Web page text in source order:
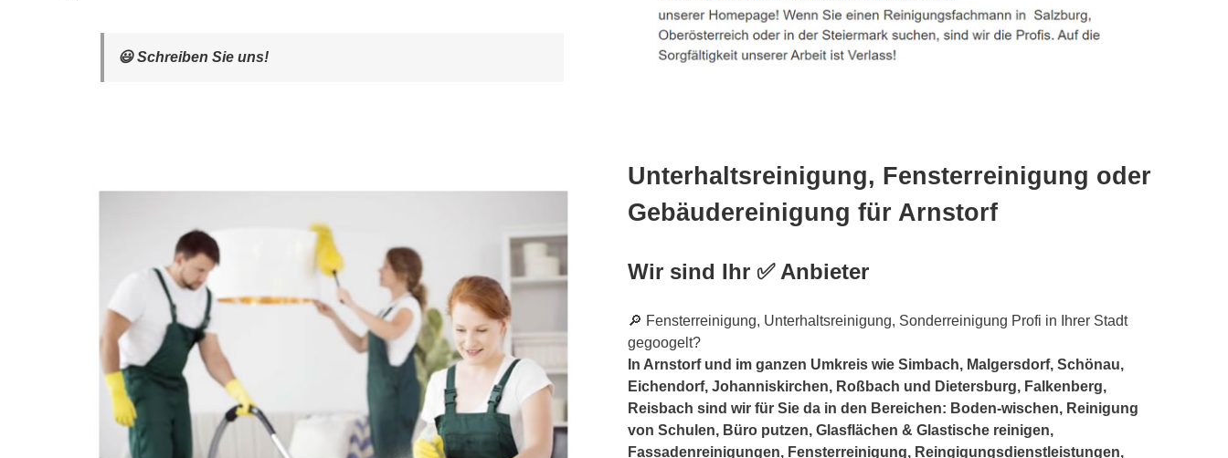
😃 Schreiben Sie uns!
Unterhaltsreinigung, Fensterreinigung oder
Gebäudereinigung für Arnstorf
Wir sind Ihr ✅ Anbieter
🔎 Fensterreinigung, Unterhaltsreinigung, Sonderreinigung Profi in Ihrer Stadt
gegoogelt?
In Arnstorf und im ganzen Umkreis wie Simbach, Malgersdorf, Schönau,
Eichendorf, Johanniskirchen, Roßbach und Dietersburg, Falkenberg,
Reisbach sind wir für Sie da in den Bereichen: Boden-wischen, Reinigung
von Schulen, Büro putzen, Glasflächen & Glastische reinigen,
Fassadenreinigungen, Fensterreinigung, Reingigungsdienstleistungen,